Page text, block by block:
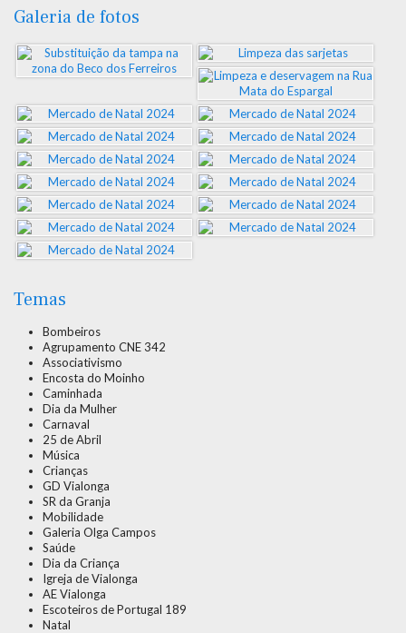
Galeria de fotos
Temas
Bombeiros
Agrupamento CNE 342
Associativismo
Encosta do Moinho
Caminhada
Dia da Mulher
Carnaval
25 de Abril
Música
Crianças
GD Vialonga
SR da Granja
Mobilidade
Galeria Olga Campos
Saúde
Dia da Criança
Igreja de Vialonga
AE Vialonga
Escoteiros de Portugal 189
Natal